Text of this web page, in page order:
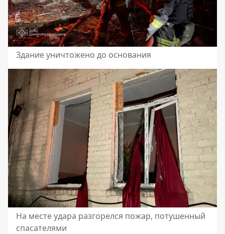
Здание уничтожено до основания
На месте удара разгорелся пожар, потушенный
спасателями